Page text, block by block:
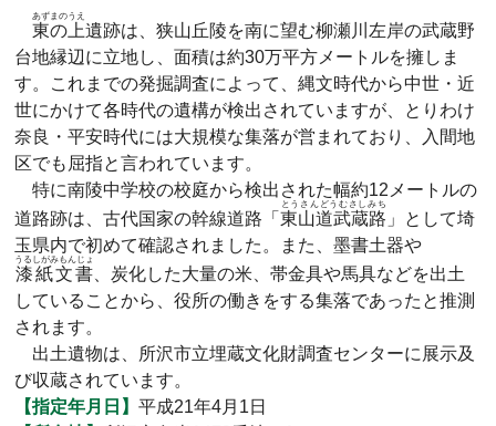
東の上
あずまのうえ
遺跡は、狭山丘陵を南に望む柳瀬川左岸の武蔵野
台地縁辺に立地し、面積は約30万平方メートルを擁しま
す。これまでの発掘調査によって、縄文時代から中世・近
世にかけて各時代の遺構が検出されていますが、とりわけ
奈良・平安時代には大規模な集落が営まれており、入間地
区でも屈指と言われています。
特に南陵中学校の校庭から検出された幅約12メートルの
道路跡は、古代国家の幹線道路「東山道武蔵路
とうさんどうむさしみち
」として埼
玉県内で初めて確認されました。また、墨書土器や
漆紙文書
うるしがみもんじょ
、炭化した大量の米、帯金具や馬具などを出土
していることから、役所の働きをする集落であったと推測
されます。
出土遺物は、所沢市立埋蔵文化財調査センターに展示及
び収蔵されています。
【指定年月日】平成21年4月1日